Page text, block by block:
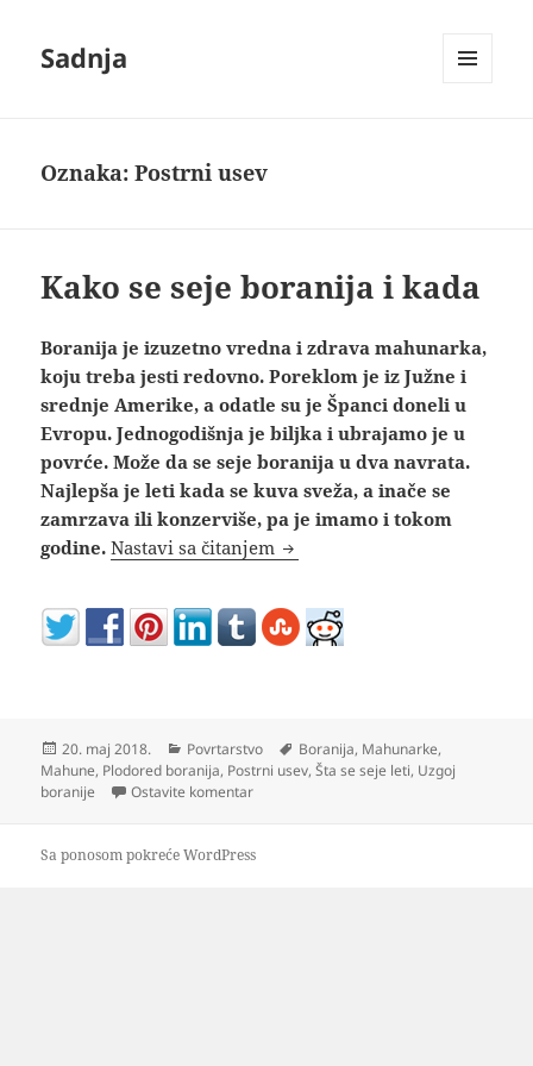
Sadnja
Oznaka:Postrni usev
Kako se seje boranija i kada
Boranija je izuzetno vredna i zdrava mahunarka,
koju treba jesti redovno. Poreklom je iz Južne i
srednje Amerike, a odatle su je Španci doneli u
Evropu. Jednogodišnja je biljka i ubrajamo je u
povrće. Može da se seje boranija u dva navrata.
Najlepša je leti kada se kuva sveža, a inače se
zamrzava ili konzerviše, pa je imamo i tokom
godine. Nastavi sa čitanjem Kako se seje boranija i kada
Objavljeno
20. maj 2018. Kategorije
Povrtarstvo Oznake
Boranija, Mahunarke,
Mahune, Plodored boranija, Postrni usev,Šta se seje leti, Uzgoj
boranije
Ostavite komentarna Kako se seje boranija i kada
Sa ponosom pokreće WordPress